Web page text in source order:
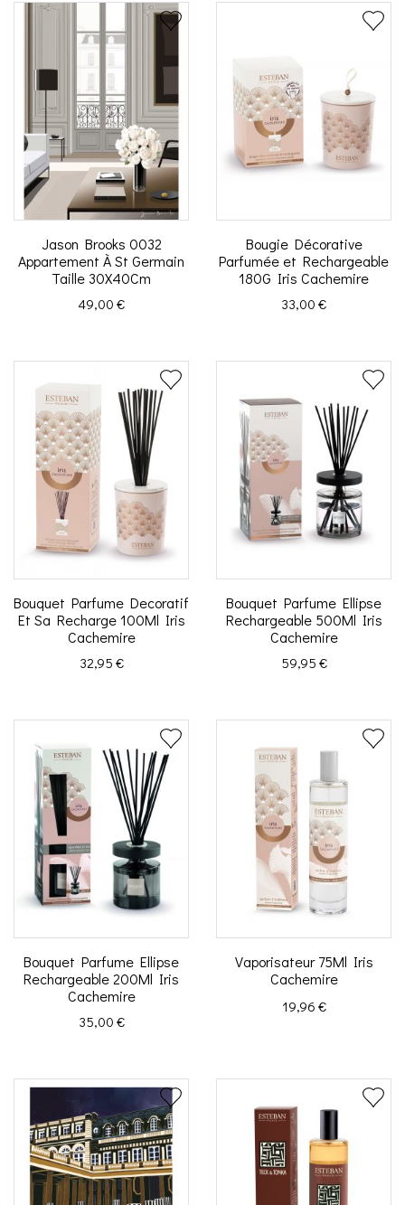
Jason Brooks 0032
Appartement À St Germain
Taille 30X40Cm
Prix
49,00 €
Bougie Décorative
Parfumée et Rechargeable
180G Iris Cachemire
Prix
33,00 €
Bouquet Parfume Decoratif
Et Sa Recharge 100Ml Iris
Cachemire
Prix
32,95 €
Bouquet Parfume Ellipse
Rechargeable 500Ml Iris
Cachemire
Prix
59,95 €
Bouquet Parfume Ellipse
Rechargeable 200Ml Iris
Cachemire
Prix
35,00 €
Vaporisateur 75Ml Iris
Cachemire
Prix
19,96 €